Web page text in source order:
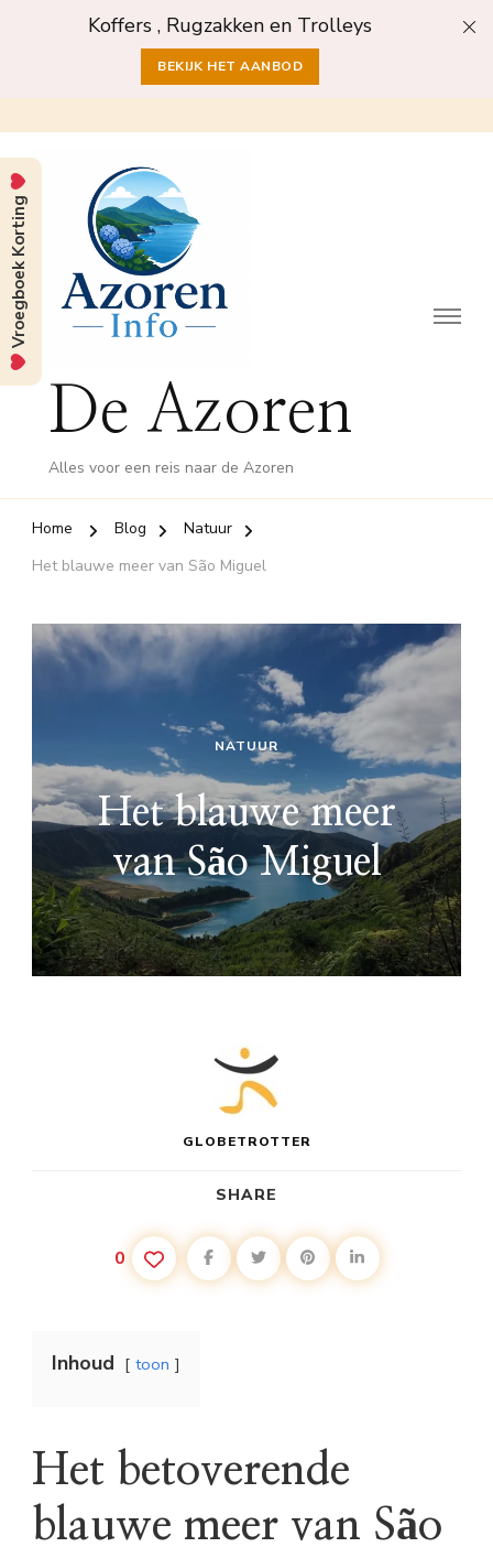
Koffers , Rugzakken en Trolleys
BEKIJK HET AANBOD
De Azoren
Alles voor een reis naar de Azoren
Home Blog
Natuur
Het blauwe meer van São Miguel
NATUUR
Het blauwe meer
van São Miguel
GLOBETROTTER
SHARE
0
Inhoud toon
Het betoverende
blauwe meer van São
Vroegboek Korting